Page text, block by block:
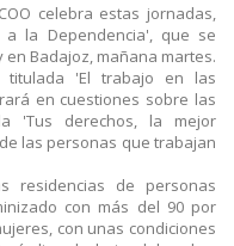
celebra estas jornadas,
la Dependencia', que se
Badajoz, mañana martes.
titulada 'El trabajo en las
en cuestiones sobre las
'Tus derechos, la mejor
las personas que trabajan
residencias de personas
con más del 90 por
con unas condiciones